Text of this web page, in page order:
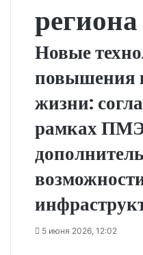
региона
Новые
повышения
жизни:
рамках
5 июня 2026, 12:02